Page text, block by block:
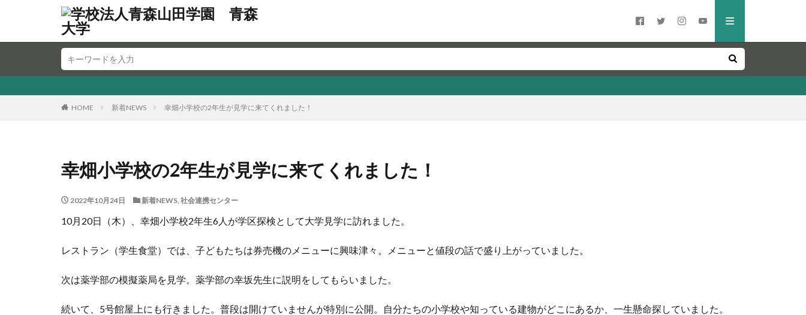
HOME 新着NEWS 幸畑小学校の2年生が見学に来てくれました！
幸畑小学校の2年生が見学に来てくれました！
2022年10月24日 新着NEWS, 社会連携センター
10月20日（木）、幸畑小学校2年生6人が学区探検として大学見学に訪れました。
レストラン（学生食堂）では、子どもたちは券売機のメニューに興味津々。メニューと値段の話で盛り上がっていました。
次は薬学部の模擬薬局を見学。薬学部の幸坂先生に説明をしてもらいました。
続いて、5号館屋上にも行きました。普段は開けていませんが特別に公開。自分たちの小学校や知っている建物がどこにあるか、一生懸命探していました。